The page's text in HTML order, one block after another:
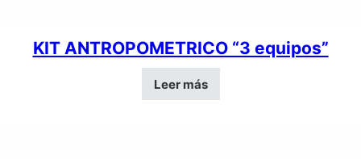
KIT ANTROPOMETRICO “3 equipos”
Leer más